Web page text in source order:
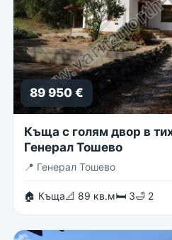
89 950 €
Къща с голям двор в
Генерал Тошево
📍 Генерал Тошево
🏠 Къща📐 89 кв.м🛏 3🛁 2